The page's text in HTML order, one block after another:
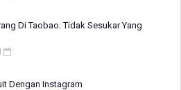
Di Taobao. Tidak Sesukar Yang
Dengan Instagram